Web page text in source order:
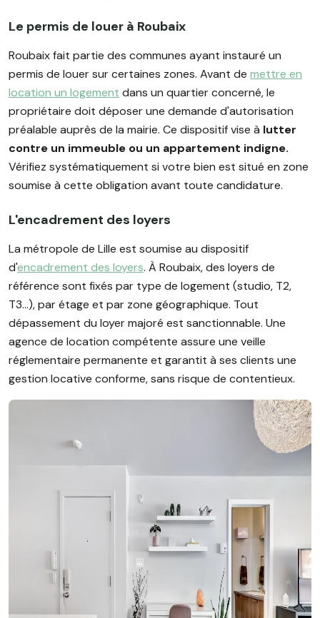
Le permis de louer à Roubaix
Roubaix fait partie des communes ayant instauré un
permis de louer sur certaines zones. Avant de mettre en
location un logement dans un quartier concerné, le
propriétaire doit déposer une demande d'autorisation
préalable auprès de la mairie. Ce dispositif vise à lutter
contre un immeuble ou un appartement indigne.
Vérifiez systématiquement si votre bien est situé en zone
soumise à cette obligation avant toute candidature.
L'encadrement des loyers
La métropole de Lille est soumise au dispositif
d'encadrement des loyers. À Roubaix, des loyers de
référence sont fixés par type de logement (studio, T2,
T3…), par étage et par zone géographique. Tout
dépassement du loyer majoré est sanctionnable. Une
agence de location compétente assure une veille
réglementaire permanente et garantit à ses clients une
gestion locative conforme, sans risque de contentieux.